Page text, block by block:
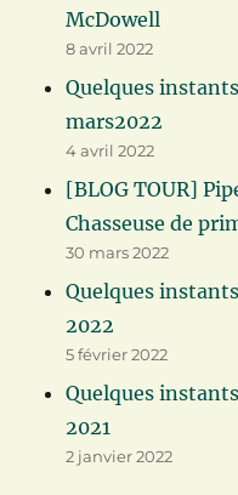
McDowell
8 avril 2022
Quelques
mars2022
4 avril 2022
[BLOG TOUR]
Chasseuse de
30 mars 2022
Quelques
2022
5 février 2022
Quelques
2021
2 janvier 2022